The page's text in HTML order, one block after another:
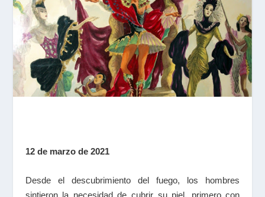
12 de marzo de 2021
Desde el descubrimiento del fuego, los hombres
sintieron la necesidad de cubrir su piel, primero con